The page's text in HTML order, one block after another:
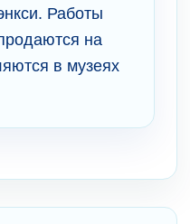
Работы
на
в музеях